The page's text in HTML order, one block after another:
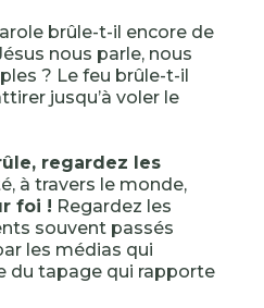
brûle-t-il encore de
nous parle, nous
? Le feu brûle-t-il
jusqu’à voler le
regardez les
à travers le monde,
foi ! Regardez les
souvent passés
les médias qui
du tapage qui rapporte